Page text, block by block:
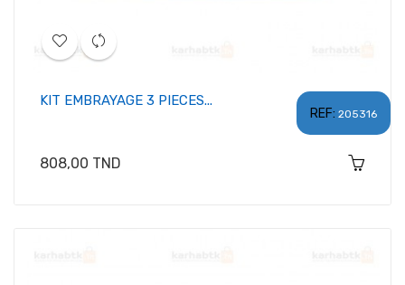
REF: 205316
KIT EMBRAYAGE 3 PIECES...
Prix
808,00 TND